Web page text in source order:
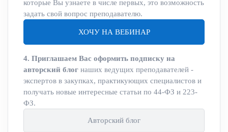
которые Вы узнаете в числе первых, это возможность
задать свой вопрос преподавателю.
ХОЧУ НА ВЕБИНАР
4. Приглашаем Вас оформить подписку на
авторский блог наших ведущих преподавателей -
экспертов в закупках, практикующих специалистов и
получать новые интересные статьи по 44-ФЗ и 223-
ФЗ.
Авторский блог